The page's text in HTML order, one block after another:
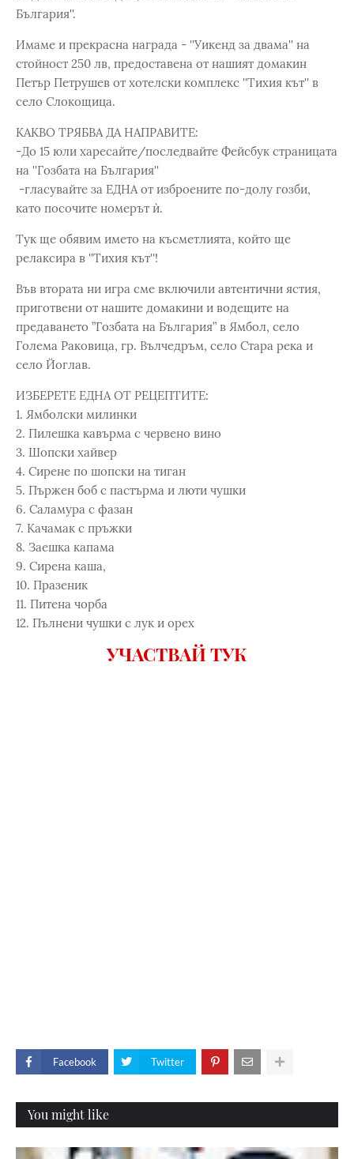
България''.
Имаме и прекрасна награда - ''Уикенд за двама'' на
стойност 250 лв, предоставена от нашият домакин
Петър Петрушев от хотелски комплекс ''Тихия кът'' в
село Слокощица.
КАКВО ТРЯБВА ДА НАПРАВИТЕ:
-До 15 юли харесайте/последвайте Фейсбук страницата
на ''Гозбата на България''
-гласувайте за ЕДНА от изброените по-долу гозби,
като посочите номерът ѝ.
Тук ще обявим името на късметлията, който ще
релаксира в ''Тихия кът''!
Във втората ни игра сме включили автентични ястия,
приготвени от нашите домакини и водещите на
предаването ”Гозбата на България” в Ямбол, село
Голема Раковица, гр. Вълчедръм, село Стара река и
село Йоглав.
ИЗБЕРЕТЕ ЕДНА ОТ РЕЦЕПТИТЕ:
1. Ямболски милинки
2. Пилешка кавърма с червено вино
3. Шопски хайвер
4. Сирене по шопски на тиган
5. Пържен боб с пастърма и люти чушки
6. Саламура с фазан
7. Качамак с пръжки
8. Заешка капама
9. Сирена каша,
10. Празеник
11. Питена чорба
12. Пълнени чушки с лук и орех
УЧАСТВАЙ ТУК
Facebook Twitter
You might like